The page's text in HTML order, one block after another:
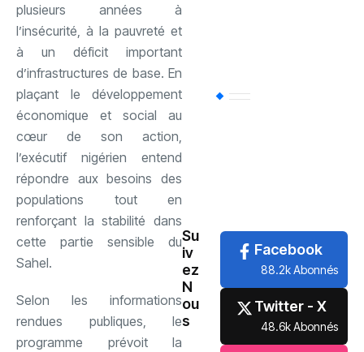
plusieurs années à
l’insécurité, à la pauvreté et
à un déficit important
d’infrastructures de base. En
plaçant le développement
économique et social au
cœur de son action,
l’exécutif nigérien entend
répondre aux besoins des
populations tout en
renforçant la stabilité dans
cette partie sensible du
Sahel.
Selon les informations
rendues publiques, le
programme prévoit la
Su
iv
ez
N
ou
s
Facebook
88.2k Abonnés
Twitter - X
48.6k Abonnés